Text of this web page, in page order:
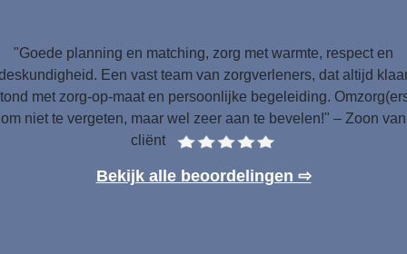
"Goede planning en matching, zorg met warmte, respect en
Een vast team van zorgverleners, dat altijd
met zorg-op-maat en persoonlijke begeleiding.
om niet te vergeten, maar wel zeer aan te bevelen!" – Zoon van
cliënt
Bekijk alle beoordelingen ⇨